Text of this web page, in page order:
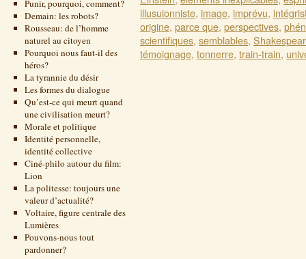
Punir, pourquoi, comment?
Demain: les robots?
Rousseau: de l’homme
naturel au citoyen
Pourquoi nous faut-il des
héros?
La tyrannie du désir
Les formes du dialogue
Qu’est-ce qui meurt quand
une civilisation meurt?
Morale et politique
Identité personnelle,
identité collective
Ciné-philo autour du film:
Lion
La politesse: toujours une
valeur d’actualité?
Voltaire, figure centrale des
Lumières
Pouvons-nous tout
pardonner?
illusuionniste, image, imprévu,
origine, parce que, perspectives,
scientifiques, semblables,
témoignage, tonnerre, train-train,